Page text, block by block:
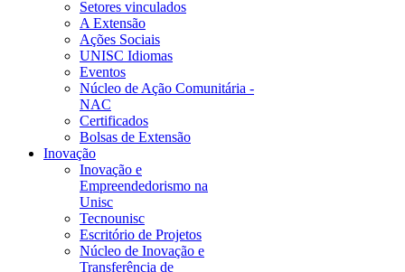
Setores vinculados
A Extensão
Ações Sociais
UNISC Idiomas
Eventos
Núcleo de Ação Comunitária -
NAC
Certificados
Bolsas de Extensão
Inovação
Inovação e
Empreendedorismo na
Unisc
Tecnounisc
Escritório de Projetos
Núcleo de Inovação e
Transferência de